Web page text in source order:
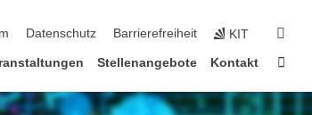
Datenschutz Barrierefreiheit KIT
Stellenangebote Kontakt